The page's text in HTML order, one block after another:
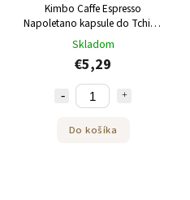
Kimbo Caffe Espresso
Napoletano kapsule do Tchibo
a Caffitaly 10ks
Skladom
€5,29
Do košíka